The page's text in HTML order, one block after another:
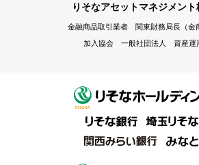
りそなアセットマネジメン
金融商品取引業者 関東財務局長（金
加入協会 一般社団法人 資産運